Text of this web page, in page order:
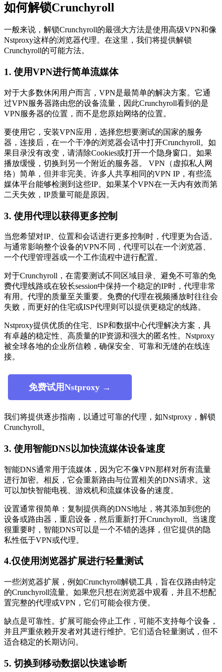
如何解锁Crunchyroll
一般来说，解锁Crunchyroll的最强大方法是使用高级VPN和像
Nstproxy这样的浏览器代理。在这里，我们将提供解锁
Crunchyroll的可能方法。
1. 使用VPN进行简单流媒体
对于大多数休闲用户而言，VPN是最简单的解决方案。它通
过VPN服务器路由您的设备流量，因此Crunchyroll看到的是
VPN服务器的位置，而不是您原始网络的位置。
要使用它，安装VPN应用，选择您想要测试的国家的服务
器，连接后，在一个干净的浏览器会话中打开Crunchyroll。如
果目录没有改变，请清除Cookies或打开一个隐身窗口。如果
播放缓慢，切换到另一个附近的服务器。 VPN（虚拟私人网
络）简单，但并非完美。许多人共享相同的VPN IP，有些流
媒体平台能够检测到这些IP。如果某个VPN在一天内有效而第
二天失效，IP质量可能是原因。
3. 使用代理以获得更多控制
当您希望对IP、位置和会话进行更多控制时，代理更为合适。
与通常影响整个设备的VPN不同，代理可以在一个浏览器、
一个代理管理器或一个工作流程中进行配置。
对于Crunchyroll，在需要测试不同区域目录、避免不可靠的免
费代理线路或在较长session中保持一个稳定的IP时，代理非常
有用。代理的质量至关重要。免费的代理在视频播放时往往会
失败，而更好的住宅或ISP代理则可以提供更稳定的线路。
Nstproxy提供优质的住宅、ISP和数据中心代理解决方案，具
有卓越的稳定性、高质量的IP资源和强大的匿名性。Nstproxy
被全球各地的企业所信赖，确保安全、可靠和无缝的在线连
接。
免费试用Nstproxy →
我们将提供逐步指南，以通过可靠的代理，如Nstproxy，解锁
Crunchyroll。
3. 使用智能DNS以加快流媒体设备速度
智能DNS通常用于流媒体，因为它不像VPN那样对所有流量
进行加密。相反，它会重新路由与位置相关的DNS请求。这
可以加快智能电视、游戏机和流媒体设备的速度。
设置通常很简单：复制提供商的DNS地址，将其添加到您的
设备或路由器，重启设备，然后重新打开Crunchyroll。当速度
很重要时，智能DNS可以是一个不错的选择，但它提供的隐
私性低于VPN或代理。
4.仅使用浏览器扩展进行轻量测试
一些浏览器扩展，例如Crunchyroll解锁工具，旨在仅路由特定
的Crunchyroll流量。如果您只想在浏览器中观看，并且不想配
置完整的代理或VPN，它们可能会很方便。
缺点是可靠性。扩展可能会停止工作，可能不支持每个设备，
并且严重依赖开发者对其进行维护。它们适合轻量测试，但不
适合稳定的长期访问。
5. 切换到移动数据以快速诊断